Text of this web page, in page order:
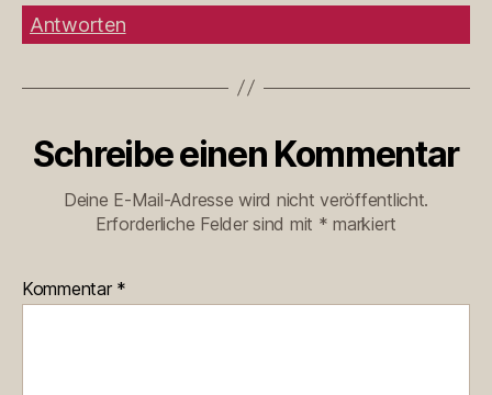
Antworten
Schreibe einen Kommentar
Deine E-Mail-Adresse wird nicht veröffentlicht.
Erforderliche Felder sind mit * markiert
Kommentar *